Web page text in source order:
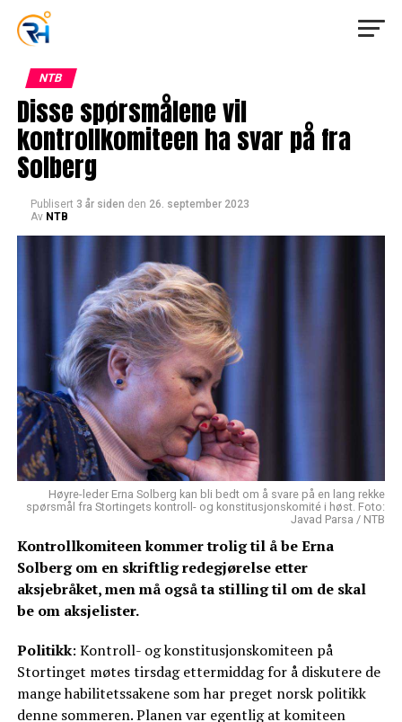
NTB
Disse spørsmålene vil
kontrollkomiteen ha svar på fra
Solberg
Publisert 3 år siden den 26. september 2023
Av NTB
Høyre-leder Erna Solberg kan bli bedt om å svare på en lang rekke
spørsmål fra Stortingets kontroll- og konstitusjonskomité i høst. Foto:
Javad Parsa / NTB
Kontrollkomiteen kommer trolig til å be Erna
Solberg om en skriftlig redegjørelse etter
aksjebråket, men må også ta stilling til om de skal
be om aksjelister.
Politikk: Kontroll- og konstitusjonskomiteen på
Stortinget møtes tirsdag ettermiddag for å diskutere de
mange habilitetssakene som har preget norsk politikk
denne sommeren. Planen var egentlig at komiteen